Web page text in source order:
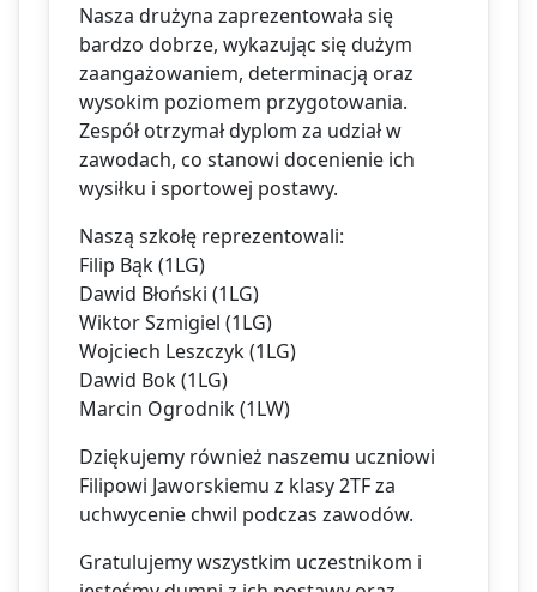
Nasza drużyna zaprezentowała się
bardzo dobrze, wykazując się dużym
zaangażowaniem, determinacją oraz
wysokim poziomem przygotowania.
Zespół otrzymał dyplom za udział w
zawodach, co stanowi docenienie ich
wysiłku i sportowej postawy.
Naszą szkołę reprezentowali:
Filip Bąk (1LG)
Dawid Błoński (1LG)
Wiktor Szmigiel (1LG)
Wojciech Leszczyk (1LG)
Dawid Bok (1LG)
Marcin Ogrodnik (1LW)
Dziękujemy również naszemu uczniowi
Filipowi Jaworskiemu z klasy 2TF za
uchwycenie chwil podczas zawodów.
Gratulujemy wszystkim uczestnikom i